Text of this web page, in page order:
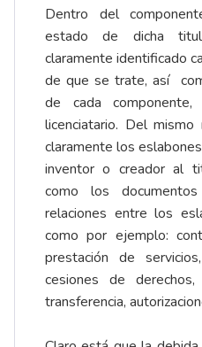
Dentro del
estado de dicha
claramente identificado
de que se trate, así
de cada
licenciatario. Del
claramente los
inventor o creador al
como los
relaciones entre los
como por ejemplo:
prestación de
cesiones de
transferencia,